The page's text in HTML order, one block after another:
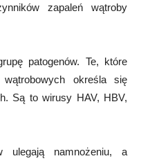
zapaleń wątroby
patogenów. Te, które
określa się
Są to wirusy HAV, HBV,
ulegają namnożeniu, a